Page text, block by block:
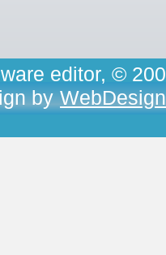
editor, ©
by